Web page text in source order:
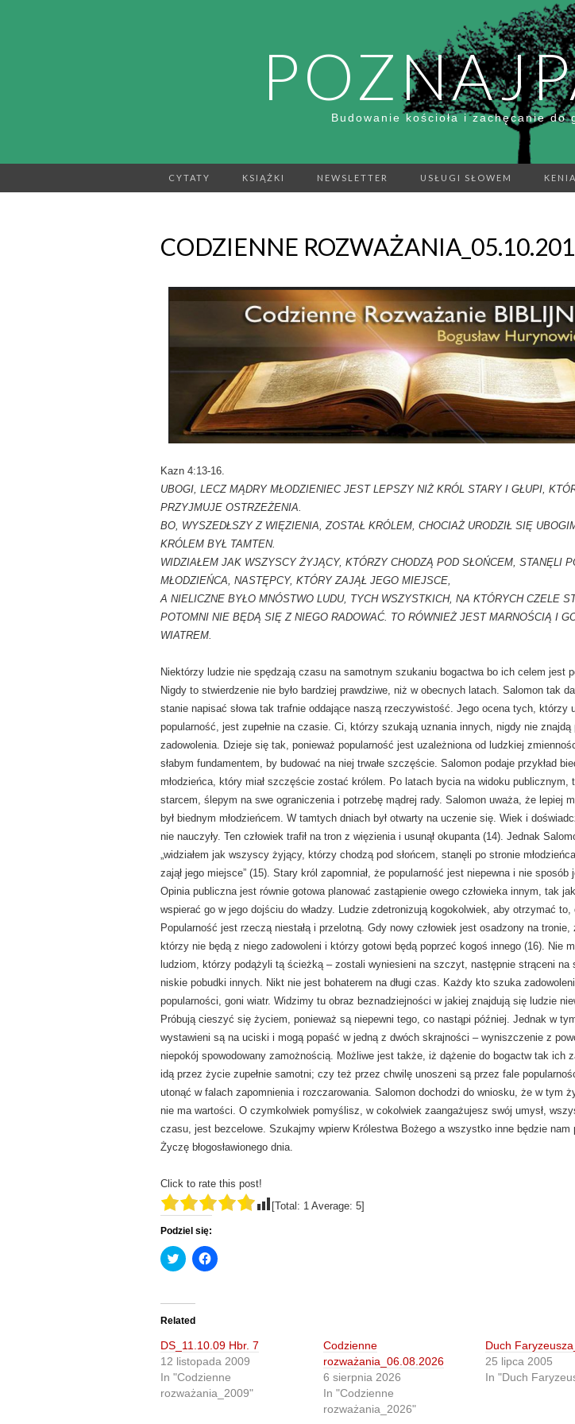
Budowanie kościoła i zachęcanie do
CYTATY KSIĄŻKI NEWSLETTER USŁUGI SŁOWEM KENIA
CODZIENNE
Kazn 4:13-16.
UBOGI, LECZ MĄDRY MŁODZIENIEC JEST LEPSZY NIŻ KRÓL STARY I GŁUPI,
PRZYJMUJE OSTRZEŻENIA.
BO, WYSZEDŁSZY Z WIĘZIENIA, ZOSTAŁ KRÓLEM, CHOCIAŻ URODZIŁ SIĘ
KRÓLEM BYŁ TAMTEN.
WIDZIAŁEM JAK WSZYSCY ŻYJĄCY, KTÓRZY CHODZĄ POD SŁOŃCEM, STANĘLI
MŁODZIEŃCA, NASTĘPCY, KTÓRY ZAJĄŁ JEGO MIEJSCE,
A NIELICZNE BYŁO MNÓSTWO LUDU, TYCH WSZYSTKICH, NA KTÓRYCH CZELE
POTOMNI NIE BĘDĄ SIĘ Z NIEGO RADOWAĆ. TO RÓWNIEŻ JEST MARNOŚCIĄ I
WIATREM.
Niektórzy ludzie nie spędzają czasu na samotnym szukaniu bogactwa bo ich celem jest
Nigdy to stwierdzenie nie było bardziej prawdziwe, niż w obecnych latach. Salomon tak
stanie napisać słowa tak trafnie oddające naszą rzeczywistość. Jego ocena tych, którzy
popularność, jest zupełnie na czasie. Ci, którzy szukają uznania innych, nigdy nie znajdą
zadowolenia. Dzieje się tak, ponieważ popularność jest uzależniona od ludzkiej
słabym fundamentem, by budować na niej trwałe szczęście. Salomon podaje przykład
młodzieńca, który miał szczęście zostać królem. Po latach bycia na widoku publicznym,
starcem, ślepym na swe ograniczenia i potrzebę mądrej rady. Salomon uważa, że lepiej
był biednym młodzieńcem. W tamtych dniach był otwarty na uczenie się. Wiek i
nie nauczyły. Ten człowiek trafił na tron z więzienia i usunął okupanta (14). Jednak
„widziałem jak wszyscy żyjący, którzy chodzą pod słońcem, stanęli po stronie
zajął jego miejsce” (15). Stary król zapomniał, że popularność jest niepewna i nie sposób
Opinia publiczna jest równie gotowa planować zastąpienie owego człowieka innym, tak
wspierać go w jego dojściu do władzy. Ludzie zdetronizują kogokolwiek, aby otrzymać to,
Popularność jest rzeczą niestałą i przelotną. Gdy nowy człowiek jest osadzony na tronie,
którzy nie będą z niego zadowoleni i którzy gotowi będą poprzeć kogoś innego (16). Nie
ludziom, którzy podążyli tą ścieżką – zostali wyniesieni na szczyt, następnie strąceni na
niskie pobudki innych. Nikt nie jest bohaterem na długi czas. Każdy kto szuka
popularności, goni wiatr. Widzimy tu obraz beznadziejności w jakiej znajdują się ludzie
Próbują cieszyć się życiem, ponieważ są niepewni tego, co nastąpi później. Jednak w
wystawieni są na uciski i mogą popaść w jedną z dwóch skrajności – wyniszczenie z
niepokój spowodowany zamożnością. Możliwe jest także, iż dążenie do bogactw tak ich
idą przez życie zupełnie samotni; czy też przez chwilę unoszeni są przez fale
utonąć w falach zapomnienia i rozczarowania. Salomon dochodzi do wniosku, że w tym
nie ma wartości. O czymkolwiek pomyślisz, w cokolwiek zaangażujesz swój umysł,
czasu, jest bezcelowe. Szukajmy wpierw Królestwa Bożego a wszystko inne będzie nam
Życzę błogosławionego dnia.
Click to rate this post!
[Total: 1 Average: 5]
Podziel się:
C
l
t
o
s
h
a
r
e
o
n
T
C
l
h
a
r
e
o
n
F
Related
DS_11.10.09 Hbr. 7
12 listopada 2009
In "Codzienne
rozważania_2009"
Codzienne
rozważania_06.08.2026
6 sierpnia 2026
In "Codzienne
rozważania_2026"
Duch
25 lipca 2005
In "Duch